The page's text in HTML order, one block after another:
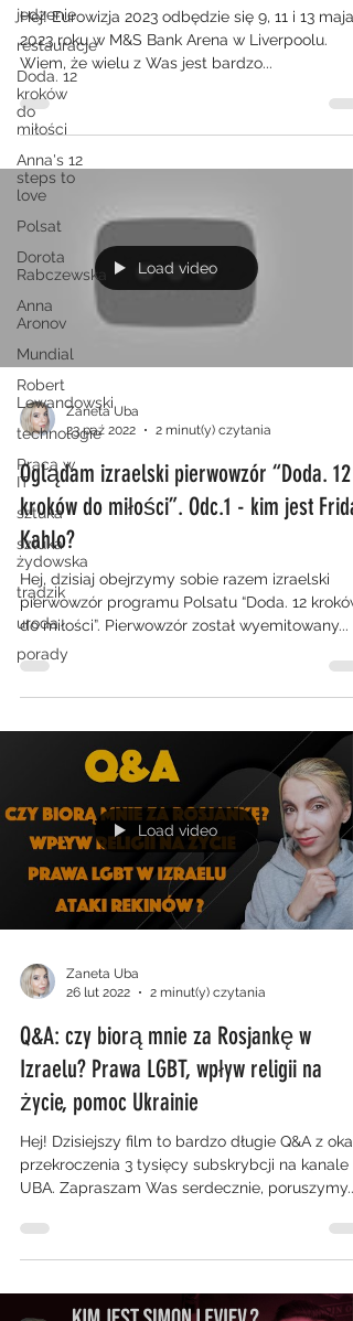
jedzenie
restauracje
Doda. 12
kroków
do
miłości
Anna's 12
steps to
love
Polsat
Dorota
Rabczewska
Anna
Aronov
Mundial
Robert
Lewandowski
technologie
Praca w
IT
sztuka
sztuka
żydowska
trądzik
uroda
porady
Hej! Eurowizja 2023 odbędzie się 9, 11 i 13 maja
2023 roku w M&S Bank Arena w Liverpoolu.
Wiem, że wielu z Was jest bardzo...
Load video
Zaneta Uba
23 paź 2022
2 minut(y) czytania
Oglądam izraelski pierwowzór “Doda. 12
kroków do miłości”. Odc.1 - kim jest Frida
Kahlo?
Hej, dzisiaj obejrzymy sobie razem izraelski
pierwowzór programu Polsatu “Doda. 12 kroków
do miłości”. Pierwowzór został wyemitowany...
Load video
Zaneta Uba
26 lut 2022
2 minut(y) czytania
Q&A: czy biorą mnie za Rosjankę w
Izraelu? Prawa LGBT, wpływ religii na
życie, pomoc Ukrainie
Hej! Dzisiejszy film to bardzo długie Q&A z
przekroczenia 3 tysięcy subskrybcji na kanale
UBA. Zapraszam Was serdecznie, poruszymy...